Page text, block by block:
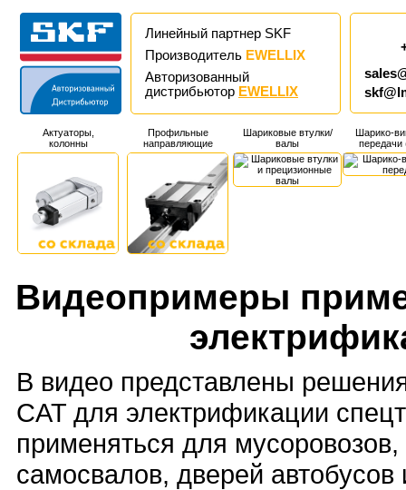
Линейный партнер SKF
Производитель EWELLIX
Авторизованный
дистрибьютор EWELLIX
Актуаторы,
колонны
Профильные
направляющие
Шариковые втулки/
валы
Шарико-
Видеопримеры
В видео представлены
CAT для электрификации
применяться для
самосвалов, дверей автобусов